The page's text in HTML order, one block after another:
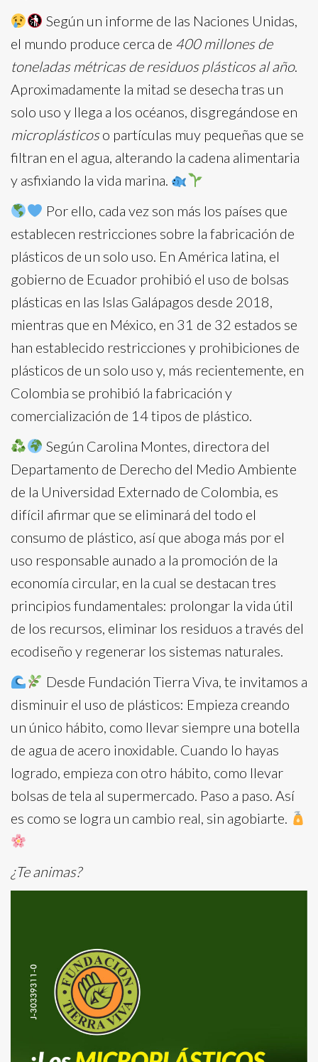
Según un informe de las Naciones Unidas,
el mundo produce cerca de 400 millones de
toneladas métricas de residuos plásticos al año.
Aproximadamente la mitad se desecha tras un
solo uso y llega a los océanos, disgregándose en
microplásticoso partículas muy pequeñas que se
filtran en el agua, alterando la cadena alimentaria
y asfixiando la vida marina.
Por ello, cada vez son más los países que
establecen restricciones sobre la fabricación de
plásticos de un solo uso. En América latina, el
gobierno de Ecuador prohibió el uso de bolsas
plásticas en las Islas Galápagos desde 2018,
mientras que en México, en 31 de 32 estados se
han establecido restricciones y prohibiciones de
plásticos de un solo uso y, más recientemente, en
Colombia se prohibió la fabricación y
comercialización de 14 tipos de plástico.
Según Carolina Montes, directora del
Departamento de Derecho del Medio Ambiente
de la Universidad Externado de Colombia, es
difícil afirmar que se eliminará del todo el
consumo de plástico, así que aboga más por el
uso responsable aunado a la promoción de la
economía circular, en la cual se destacan tres
principios fundamentales: prolongar la vida útil
de los recursos, eliminar los residuos a través del
ecodiseño y regenerar los sistemas naturales.
Desde Fundación Tierra Viva, te invitamos a
disminuir el uso de plásticos: Empieza creando
un único hábito, como llevar siempre una botella
de agua de acero inoxidable. Cuando lo hayas
logrado, empieza con otro hábito, como llevar
bolsas de tela al supermercado. Paso a paso. Así
es como se logra un cambio real, sin agobiarte.
¿Te animas?